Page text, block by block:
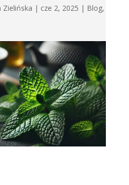
Zielińska | cze 2, 2025 | Blog,